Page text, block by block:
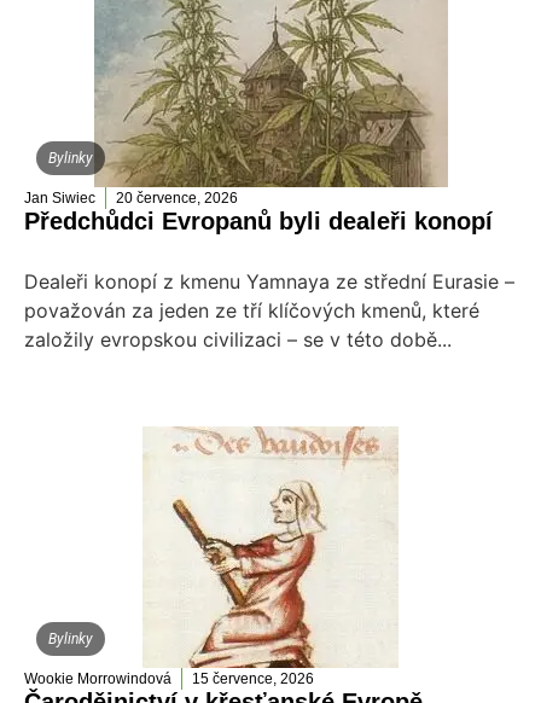
Bylinky
Jan Siwiec 20 července, 2026
Předchůdci Evropanů byli dealeři konopí
Dealeři konopí z kmenu Yamnaya ze střední Eurasie –
považován za jeden ze tří klíčových kmenů, které
založily evropskou civilizaci – se v této době...
Bylinky
Wookie Morrowindová 15 července, 2026